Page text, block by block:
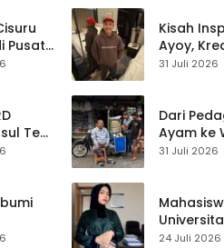
Pusat
RI,
Tes
Kisah
Ayoy,
TikTok Asal
Live
31 Juli 2026
Dari
Ayam ke
Ketua
Pasar
31 Juli 2026
24 Juli 2026